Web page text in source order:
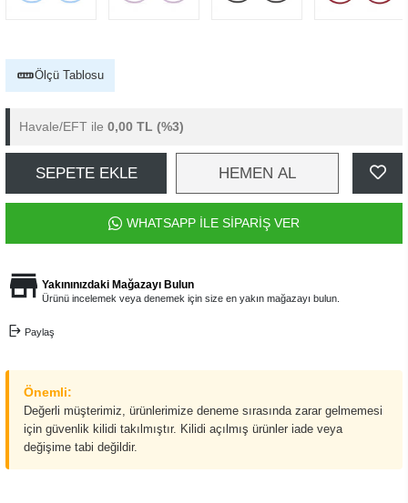
Ölçü Tablosu
Havale/EFT ile 0,00 TL (%3)
SEPETE EKLE HEMEN AL
WHATSAPP İLE SİPARİŞ VER
Yakınınızdaki Mağazayı Bulun
Ürünü incelemek veya denemek için size en yakın mağazayı bulun.
Paylaş
Önemli:
Değerli müşterimiz, ürünlerimize deneme sırasında zarar gelmemesi
için güvenlik kilidi takılmıştır. Kilidi açılmış ürünler iade veya
değişime tabi değildir.